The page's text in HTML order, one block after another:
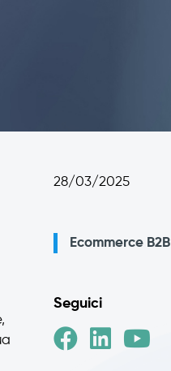
28/03/2025
Ecommerce B2B
Seguici